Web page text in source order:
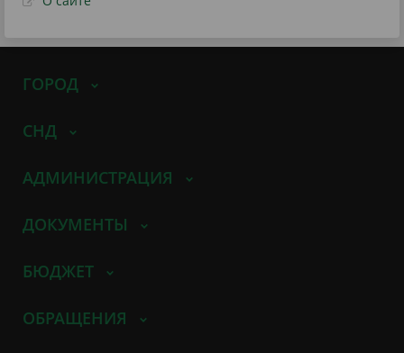
ГОРОД
СНД
АДМИНИСТРАЦИЯ
ДОКУМЕНТЫ
БЮДЖЕТ
ОБРАЩЕНИЯ